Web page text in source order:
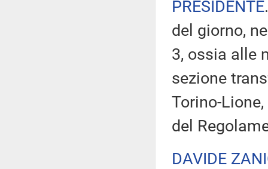
PRESIDENTE
del giorno,
3, ossia alle
sezione
Torino-
del
DAVIDE